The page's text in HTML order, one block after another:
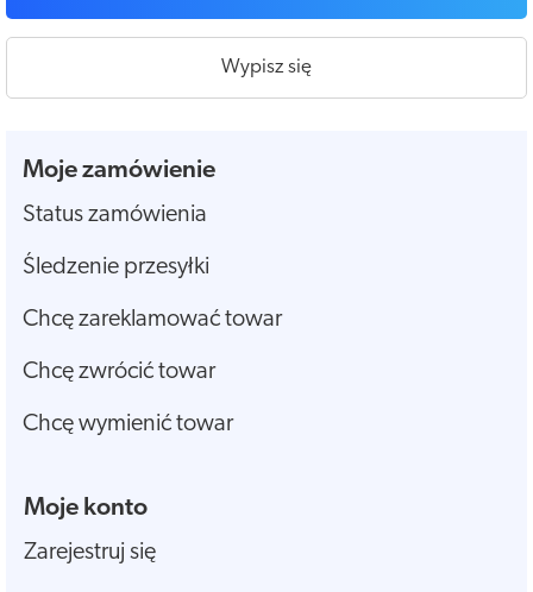
Wypisz się
Moje zamówienie
Status zamówienia
Śledzenie przesyłki
Chcę zareklamować towar
Chcę zwrócić towar
Chcę wymienić towar
Moje konto
Zarejestruj się